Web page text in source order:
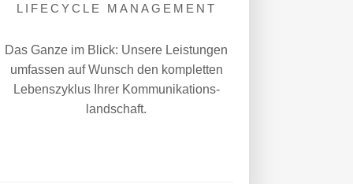
LIFECYCLE MANAGEMENT
Das Ganze im Blick: Unsere Leistungen
umfassen auf Wunsch den kompletten
Lebenszyklus Ihrer Kommuni­kations­
landschaft.